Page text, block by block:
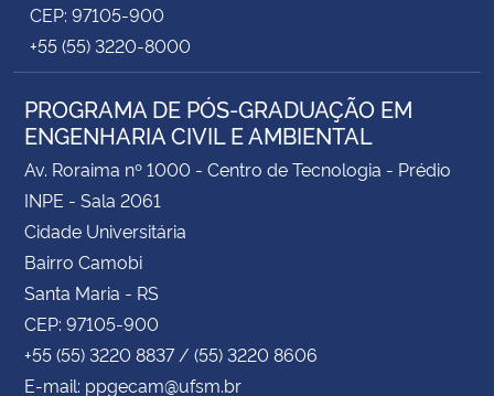
CEP: 97105-900
+55 (55) 3220-8000
PROGRAMA DE PÓS-GRADUAÇÃO EM
ENGENHARIA CIVIL E AMBIENTAL
Av. Roraima nº 1000 - Centro de Tecnologia - Prédio
INPE - Sala 2061
Cidade Universitária
Bairro Camobi
Santa Maria - RS
CEP: 97105-900
+55 (55) 3220 8837 / (55) 3220 8606
E-mail: ppgecam@ufsm.br